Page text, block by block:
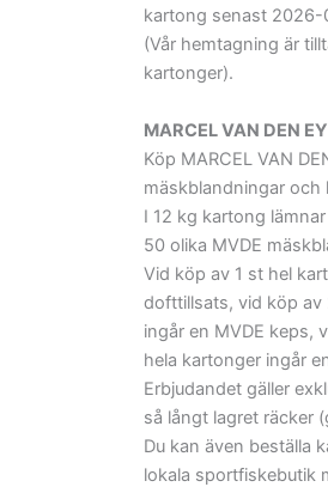
kartong senast
(Vår hemtagning är
kartonger).
MARCEL VAN DEN
Köp MARCEL VAN
mäskblandningar och
I 12 kg kartong
50 olika MVDE
Vid köp av 1 st hel
dofttillsats, vid köp av
ingår en MVDE keps,
hela kartonger ingår
Erbjudandet gäller
så långt lagret räcker
Du kan även beställa
lokala sportfiskebutik